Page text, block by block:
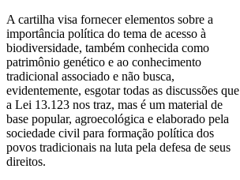
A cartilha visa fornecer elementos sobre a
importância política do tema de acesso à
biodiversidade, também conhecida como
patrimônio genético e ao conhecimento
tradicional associado e não busca,
evidentemente, esgotar todas as discussões que
a Lei 13.123 nos traz, mas é um material de
base popular, agroecológica e elaborado pela
sociedade civil para formação política dos
povos tradicionais na luta pela defesa de seus
direitos.